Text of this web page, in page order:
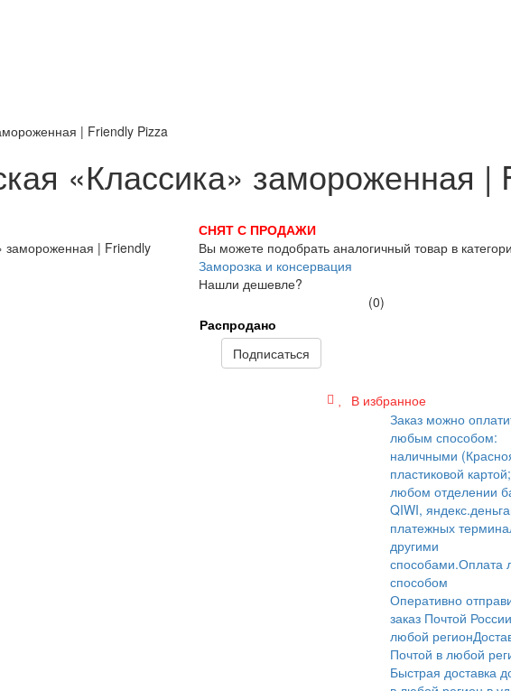
| Friendly Pizza
«Классика» замороженная |
СНЯТ С ПРОДАЖИ
Вы можете подобрать аналогичный товар в
Заморозка и консервация
Нашли дешевле?
(0)
Распродано
Подписаться
В избранное
Заказ можно
любым способом:
наличными
пластиковой
любом отделении
QIWI,
платежных
другими
способами.Оплата
способом
Оперативно
заказ Почтой
любой регион
Почтой в любой
Быстрая доставка